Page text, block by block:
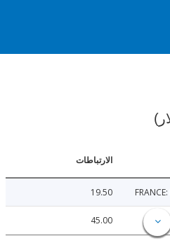
الارتباطات
19.50
45.00